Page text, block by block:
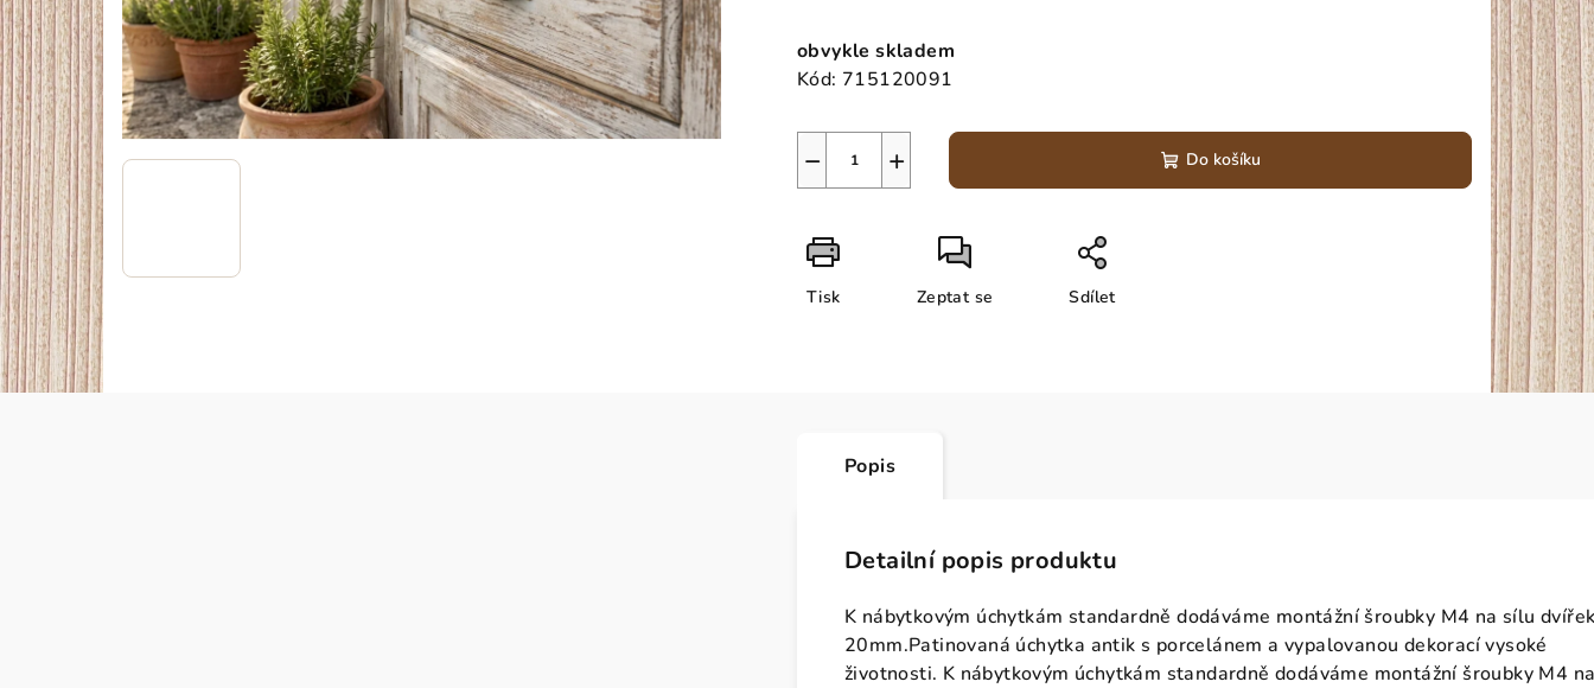
cena:
obvykle skladem
Kód: 715120091
+
− Do košíku
Tisk Zeptat se Sdílet
Popis
Detailní popis produktu
K nábytkovým úchytkám standardně dodáváme montážní šroubky M4 na sílu
20mm.Patinovaná úchytka antik s porcelánem a vypalovanou dekorací vysoké
životnosti. K nábytkovým úchytkám standardně dodáváme montážní šroubky M4